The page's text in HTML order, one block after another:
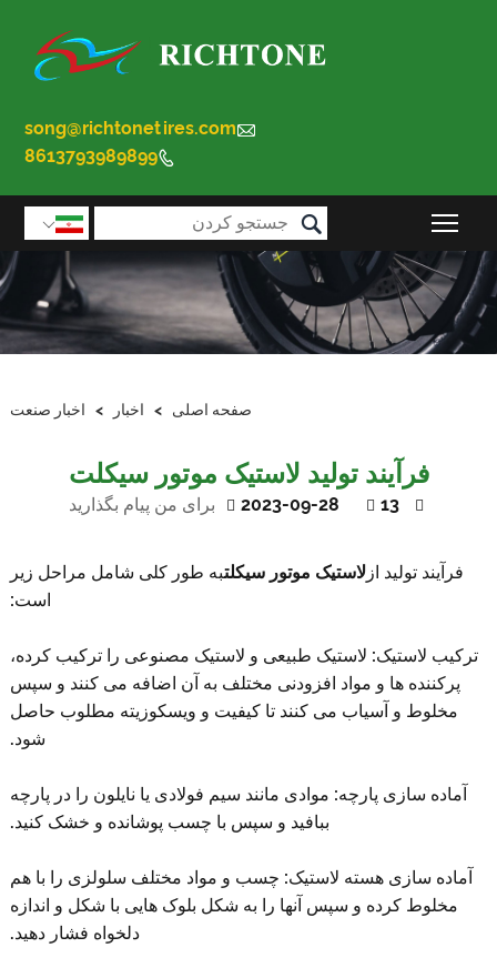

song@richtonetires.com

8613793989899
 
قابلیت مشاهده منوی اصلی را تغییر دهید
صفحه اصلی > اخبار > اخبار صنعت
فرآیند تولید لاستیک موتور سیکلت
2023-09-28 13 برای من پیام بگذارید
فرآیند تولید ازلاستیک موتور سیکلتبه طور کلی شامل مراحل زیر
است:
ترکیب لاستیک: لاستیک طبیعی و لاستیک مصنوعی را ترکیب کرده،
پرکننده ها و مواد افزودنی مختلف به آن اضافه می کنند و سپس
مخلوط و آسیاب می کنند تا کیفیت و ویسکوزیته مطلوب حاصل
شود.
آماده سازی پارچه: موادی مانند سیم فولادی یا نایلون را در پارچه
ببافید و سپس با چسب پوشانده و خشک کنید.
آماده سازی هسته لاستیک: چسب و مواد مختلف سلولزی را با هم
مخلوط کرده و سپس آنها را به شکل بلوک هایی با شکل و اندازه
دلخواه فشار دهید.